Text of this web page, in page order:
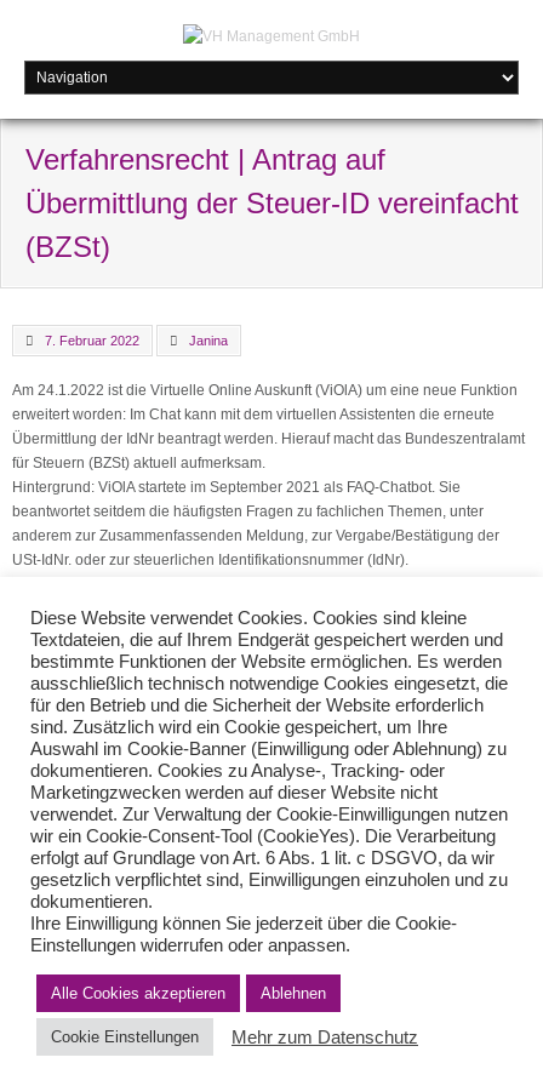
Verfahrensrecht | Antrag auf
Übermittlung der Steuer-ID vereinfacht
(BZSt)
7. Februar 2022 Janina
Am 24.1.2022 ist die Virtuelle Online Auskunft (ViOlA) um eine neue Funktion
erweitert worden: Im Chat kann mit dem virtuellen Assistenten die erneute
Übermittlung der IdNr beantragt werden. Hierauf macht das Bundeszentralamt
für Steuern (BZSt) aktuell aufmerksam.
Hintergrund: ViOlA startete im September 2021 als FAQ-Chatbot. Sie
beantwortet seitdem die häufigsten Fragen zu fachlichen Themen, unter
anderem zur Zusammenfassenden Meldung, zur Vergabe/Bestätigung der
USt-IdNr. oder zur steuerlichen Identifikationsnummer (IdNr).
(Quelle: V.S.H. Dienstleistungs GmbH)
Umsatzsteuer: Geldspielautomaten
Pauschbeträge für unentgeltliche Wertabgaben
Teilen Sie diese Nachricht mit Ihren Freunden oder Kollegen
Impressum Haftungsausschluss
Datenschutzerklärung nach DSGVO
Kontakt
© von Herder Management GmbH 2024 I * § 6 Nr.4 StBerG
Diese Website verwendet Cookies. Cookies sind kleine
Textdateien, die auf Ihrem Endgerät gespeichert werden und
bestimmte Funktionen der Website ermöglichen. Es werden
ausschließlich technisch notwendige Cookies eingesetzt, die
für den Betrieb und die Sicherheit der Website erforderlich
sind. Zusätzlich wird ein Cookie gespeichert, um Ihre
Auswahl im Cookie-Banner (Einwilligung oder Ablehnung) zu
dokumentieren. Cookies zu Analyse-, Tracking- oder
Marketingzwecken werden auf dieser Website nicht
verwendet. Zur Verwaltung der Cookie-Einwilligungen nutzen
wir ein Cookie-Consent-Tool (CookieYes). Die Verarbeitung
erfolgt auf Grundlage von Art. 6 Abs. 1 lit. c DSGVO, da wir
gesetzlich verpflichtet sind, Einwilligungen einzuholen und zu
dokumentieren.
Ihre Einwilligung können Sie jederzeit über die Cookie-
Einstellungen widerrufen oder anpassen.
Alle Cookies akzeptieren Ablehnen
Cookie Einstellungen Mehr zum Datenschutz